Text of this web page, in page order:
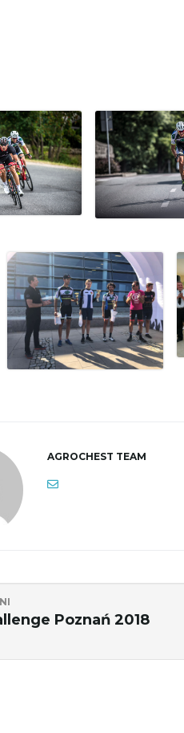
AGROCHEST TEAM
Poznań 2018